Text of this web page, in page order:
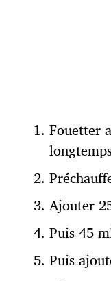
Fouetter
Ajouter
Puis 45
Puis